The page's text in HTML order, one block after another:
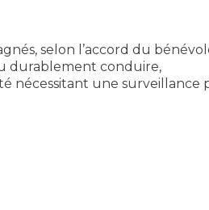
selon l’accord du
durablement conduire,
nécessitant une surveillance